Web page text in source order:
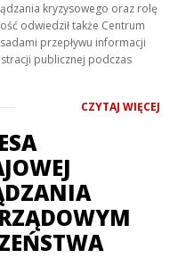
kryzysowego oraz rolę
odwiedził także Centrum
przepływu informacji
publicznej podczas
CZYTAJ WIĘCEJ